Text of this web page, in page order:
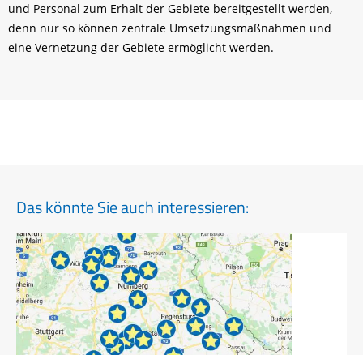
und Personal zum Erhalt der Gebiete bereitgestellt werden,
denn nur so können zentrale Umsetzungsmaßnahmen und
eine Vernetzung der Gebiete ermöglicht werden.
Das könnte Sie auch interessieren: